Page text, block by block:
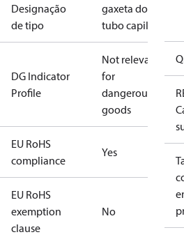
Designação
de tipo
gaxeta do
tubo capilar
DG Indicator
Profile
Not relevant
for
dangerous
goods
EU RoHS
compliance
Yes
EU RoHS
exemption
clause
No